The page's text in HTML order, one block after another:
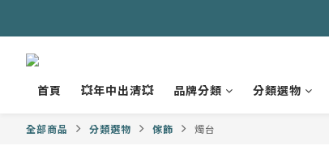
首頁
💥年中出清💥 品牌分類 分類選物
全部商品 分類選物 傢飾 燭台